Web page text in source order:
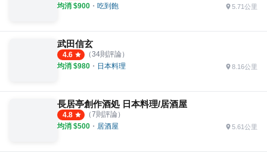
均消 $900 ・ 吃到飽 5.71公里
武田信玄
4.6 （34則評論）
均消 $980 ・ 日本料理 8.16公里
長居亭創作酒処 日本料理/居酒屋
4.8 （7則評論）
均消 $500 ・ 居酒屋 5.61公里